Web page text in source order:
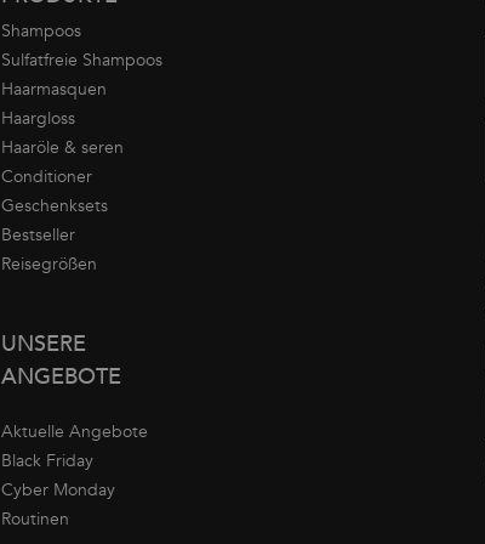
Shampoos
Sulfatfreie Shampoos
Haarmasquen
Haargloss
Haaröle & seren
Conditioner
Geschenksets
Bestseller
Reisegrößen
UNSERE
ANGEBOTE
Aktuelle Angebote
Black Friday
Cyber Monday
Routinen